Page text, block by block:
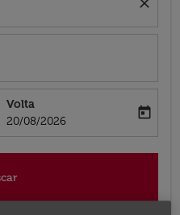
close
label
Volta
fc-booking-return-date-aria-label
20/08/2026
today